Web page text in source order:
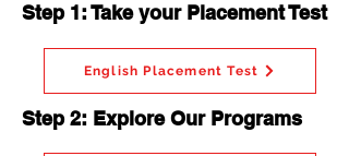
Step 1: Take your Placement Test
English Placement Test
Step 2: Explore Our Programs